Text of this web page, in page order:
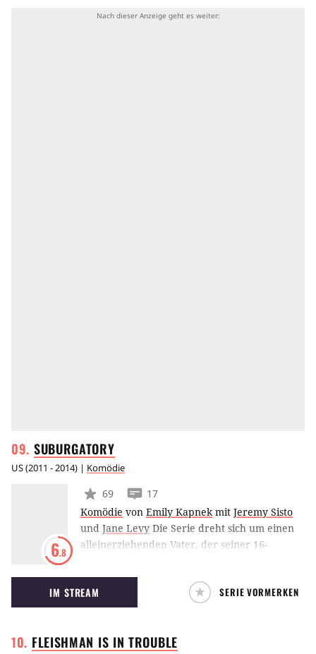
Marshall Jack Carter zum neuen Sheriff der
SUBURGATORY
US(2011 - 2014) | Komödie
6.8
69
17
Komödie von Emily Kapnekmit Jeremy Sisto
und Jane Levy Die Serie dreht sich um einen
alleinerziehenden Vater, der seiner 16-
verschaffen will. Deswegen ziehen die beiden
weg aus New York City in die Vorstadt. Doch
Tochter Tessa fühlt sich bei der perfekten
von Stepford erinnert.
IM STREAM SERIE VORMERKEN
FLEISHMAN IS INTROUBLE